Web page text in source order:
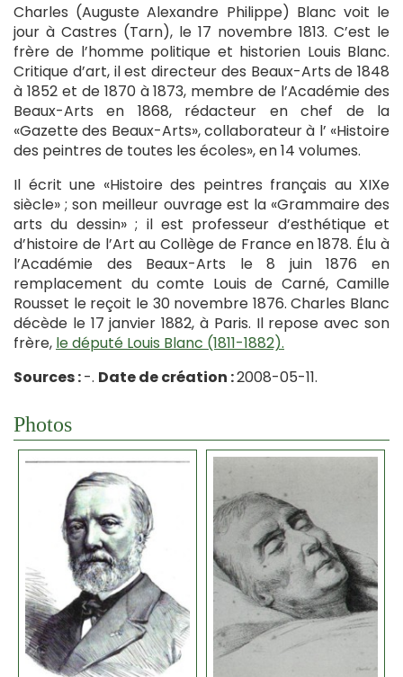
Charles (Auguste Alexandre Philippe) Blanc voit le
jour à Castres (Tarn), le 17 novembre 1813. C’est le
frère de l’homme politique et historien Louis Blanc.
Critique d’art, il est directeur des Beaux-Arts de 1848
à 1852 et de 1870 à 1873, membre de l’Académie des
Beaux-Arts en 1868, rédacteur en chef de la
«Gazette des Beaux-Arts», collaborateur à l’ «Histoire
des peintres de toutes les écoles», en 14 volumes.
Il écrit une «Histoire des peintres français au XIXe
siècle» ; son meilleur ouvrage est la «Grammaire des
arts du dessin» ; il est professeur d’esthétique et
d’histoire de l’Art au Collège de France en 1878. Élu à
l’Académie des Beaux-Arts le 8 juin 1876 en
remplacement du comte Louis de Carné, Camille
Rousset le reçoit le 30 novembre 1876. Charles Blanc
décède le 17 janvier 1882, à Paris. Il repose avec son
frère, le député Louis Blanc (1811-1882).
Sources :-. Date de création :2008-05-11.
Photos